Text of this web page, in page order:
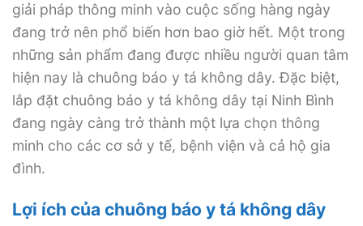
giải pháp thông minh vào cuộc sống hàng ngày
đang trở nên phổ biến hơn bao giờ hết. Một trong
những sản phẩm đang được nhiều người quan tâm
hiện nay là chuông báo y tá không dây. Đặc biệt,
lắp đặt chuông báo y tá không dây tại Ninh Bình
đang ngày càng trở thành một lựa chọn thông
minh cho các cơ sở y tế, bệnh viện và cả hộ gia
đình.
Lợi ích của chuông báo y tá không dây